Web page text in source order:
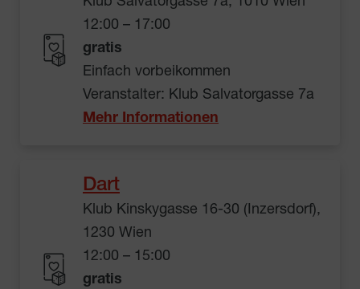
12:00 – 17:00
gratis
Einfach vorbeikommen
Veranstalter: Klub Salvatorgasse 7a
Mehr Informationen
Dart
Klub Kinskygasse 16-30 (Inzersdorf),
1230 Wien
12:00 – 15:00
gratis